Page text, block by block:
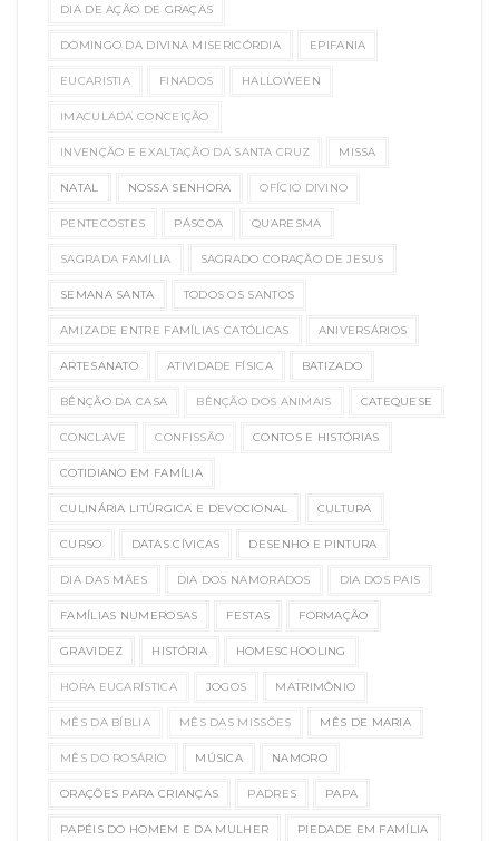
DIA DE AÇÃO DE GRAÇAS
DOMINGO DA DIVINA MISERICÓRDIA EPIFANIA
EUCARISTIA FINADOS HALLOWEEN
IMACULADA CONCEIÇÃO
INVENÇÃO E EXALTAÇÃO DA SANTA CRUZ MISSA
NATAL NOSSA SENHORA OFÍCIO DIVINO
PENTECOSTES PÁSCOA QUARESMA
SAGRADA FAMÍLIA SAGRADO CORAÇÃO DE JESUS
SEMANA SANTA TODOS OS SANTOS
AMIZADE ENTRE FAMÍLIAS CATÓLICAS ANIVERSÁRIOS
ARTESANATO ATIVIDADE FÍSICA BATIZADO
BÊNÇÃO DA CASA BÊNÇÃO DOS ANIMAIS CATEQUESE
CONCLAVE CONFISSÃO CONTOS E HISTÓRIAS
COTIDIANO EM FAMÍLIA
CULINÁRIA LITÚRGICA E DEVOCIONAL CULTURA
CURSO DATAS CÍVICAS DESENHO E PINTURA
DIA DAS MÃES DIA DOS NAMORADOS DIA DOS PAIS
FAMÍLIAS NUMEROSAS FESTAS FORMAÇÃO
GRAVIDEZ HISTÓRIA HOMESCHOOLING
HORA EUCARÍSTICA JOGOS MATRIMÔNIO
MÊS DA BÍBLIA MÊS DAS MISSÕES MÊS DE MARIA
MÊS DO ROSÁRIO MÚSICA NAMORO
ORAÇÕES PARA CRIANÇAS PADRES PAPA
PAPÉIS DO HOMEM E DA MULHER PIEDADE EM FAMÍLIA